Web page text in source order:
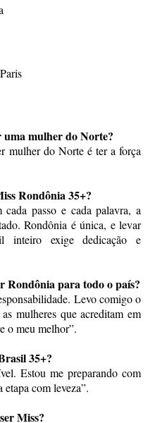
Paris
uma mulher do Norte?
mulher do Norte é ter a força
Rondônia 35+?
passo e cada palavra, a
Rondônia é única, e levar
inteiro exige dedicação e
Rondônia para todo o país?
Levo comigo o
mulheres que acreditam em
o meu melhor”.
35+?
Estou me preparando com
com leveza”.
Miss?